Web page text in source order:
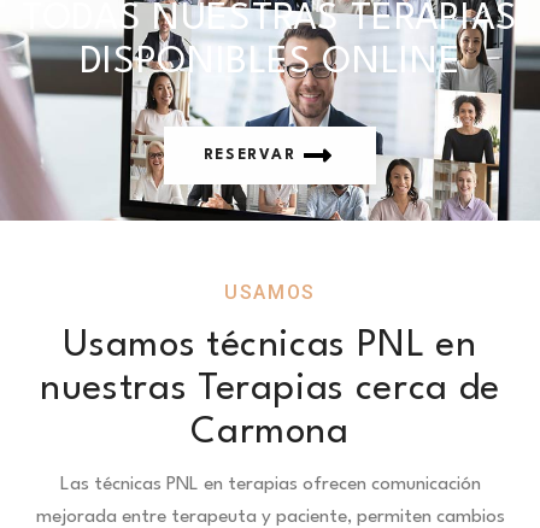
TODAS NUESTRAS TERAPIAS
DISPONIBLES ONLINE
RESERVAR
USAMOS
Usamos técnicas PNL en
nuestras Terapias cerca de
Carmona
Las técnicas PNL en terapias ofrecen comunicación
mejorada entre terapeuta y paciente, permiten cambios